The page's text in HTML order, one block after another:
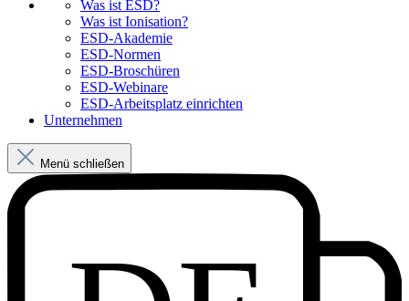
Was ist ESD?
Was ist Ionisation?
ESD-Akademie
ESD-Normen
ESD-Broschüren
ESD-Webinare
ESD-Arbeitsplatz einrichten
Unternehmen
Menü schließen